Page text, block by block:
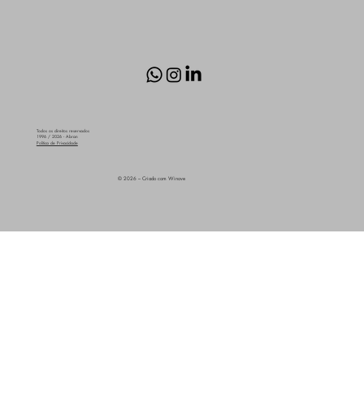
Todos os direitos reservados
1996 / 2026 - Abran
Política de Privacidade
© 2026 – Criado com Winove